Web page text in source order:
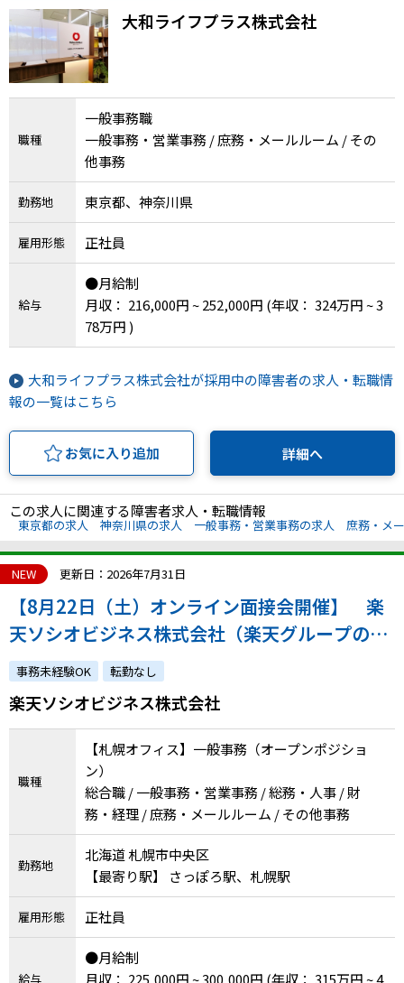
大和ライフプラス株式会社
職種
一般事務職
一般事務・営業事務 / 庶務・メールルーム / その
他事務
勤務地 東京都、神奈川県
雇用形態 正社員
給与
●月給制
月収： 216,000円 ~ 252,000円 (年収： 324万円 ~ 3
78万円 )
大和ライフプラス株式会社が採用中の障害者の求人・転職情
報の一覧はこちら
お気に入り追加 詳細へ
この求人に関連する障害者求人・転職情報
東京都の求人 神奈川県の求人 一般事務・営業事務の求人 庶務・メ
NEW 更新日：2026年7月31日
【8月22日（土）オンライン面接会開催】 楽
天ソシオビジネス株式会社（楽天グループの特
例子会社◎障害の有無にかかわらずチャレンジ
できます）
事務未経験OK 転勤なし
楽天ソシオビジネス株式会社
職種
【札幌オフィス】一般事務（オープンポジショ
ン）
総合職 / 一般事務・営業事務 / 総務・人事 / 財
務・経理 / 庶務・メールルーム / その他事務
勤務地
北海道 札幌市中央区
【最寄り駅】 さっぽろ駅、札幌駅
雇用形態 正社員
給与
●月給制
月収： 225,000円 ~ 300,000円 (年収： 315万円 ~ 4